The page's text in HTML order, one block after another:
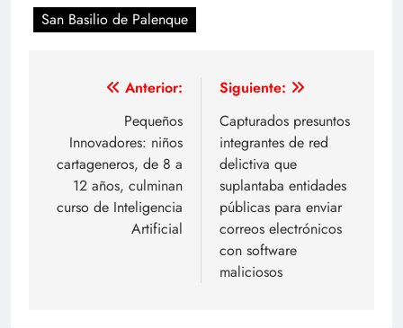
San Basilio de Palenque
Navegación
entradas
Anterior:
Pequeños
Innovadores: niños
cartageneros, de 8 a
12 años, culminan
curso de Inteligencia
Artificial
Siguiente:
Capturados presuntos
integrantes de red
delictiva que
suplantaba entidades
públicas para enviar
correos electrónicos
con software
maliciosos